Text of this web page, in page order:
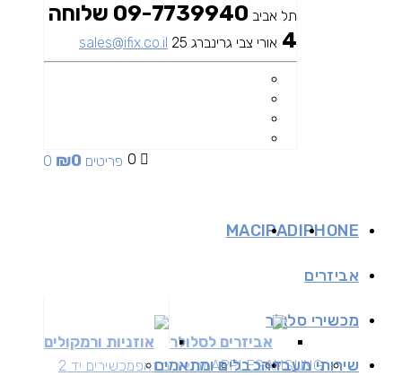
תל אביב
09-7739940 שלוחה
4 אורי צבי גרינברג 25 sales@ifix.co.il
0 0 פריטים ₪0
IPHONE
IPAD
MAC
אביזרים
אביזרים לסלולר אוזניות ורמקולים
מכשירי סלולר
SAMSUNG
APPLEמכשירים זאפמכשירים יד 2 שירותי מעבדהכבלים ומתאמים